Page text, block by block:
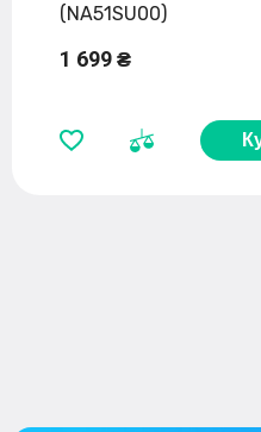
(NA51SU00)
1 699 ₴